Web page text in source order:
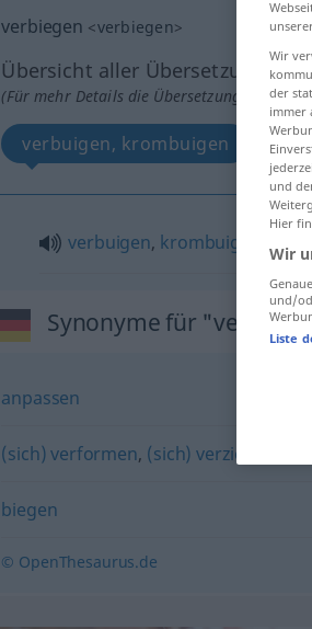
verbiegen <verbiegen>
Übersicht aller Übersetzungen
(Für mehr Details die Übersetzung
verbuigen, krombuigen
verbuigen, krombuigen
Synonyme für
anpassen
(sich) verformen, (sich) verziehen
biegen
© OpenThesaurus.de
Wir
der
immer
und
Hier
Wir
und/
Liste